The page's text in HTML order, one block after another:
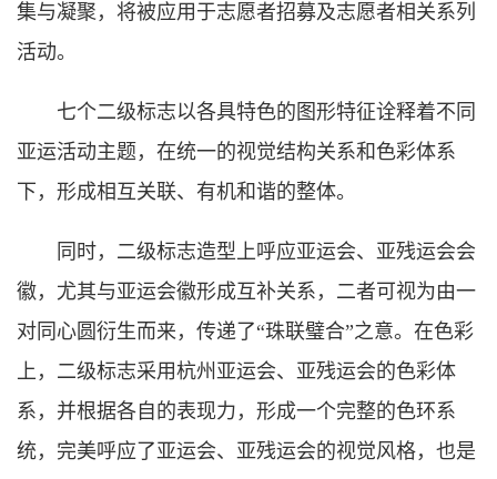
集与凝聚，将被应用于志愿者招募及志愿者相关系列
活动。
七个二级标志以各具特色的图形特征诠释着不同
亚运活动主题，在统一的视觉结构关系和色彩体系
下，形成相互关联、有机和谐的整体。
同时，二级标志造型上呼应亚运会、亚残运会会
徽，尤其与亚运会徽形成互补关系，二者可视为由一
对同心圆衍生而来，传递了“珠联璧合”之意。在色彩
上，二级标志采用杭州亚运会、亚残运会的色彩体
系，并根据各自的表现力，形成一个完整的色环系
统，完美呼应了亚运会、亚残运会的视觉风格，也是